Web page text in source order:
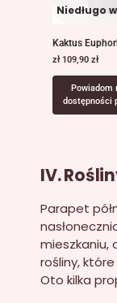
Niedługo
Kaktus
zł 109,90 zł
Powiadom
dostępności
IV.
Parapet
mieszkaniu,
rośliny,
Oto kilka